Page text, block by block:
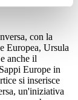
con la
Europea, Ursula
anche il
Europe in
si inserisce
un'iniziativa